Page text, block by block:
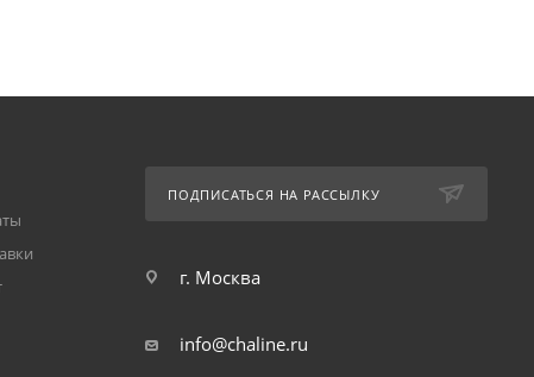
ПОДПИСАТЬСЯ НА РАССЫЛКУ
г. Москва
info@chaline.ru